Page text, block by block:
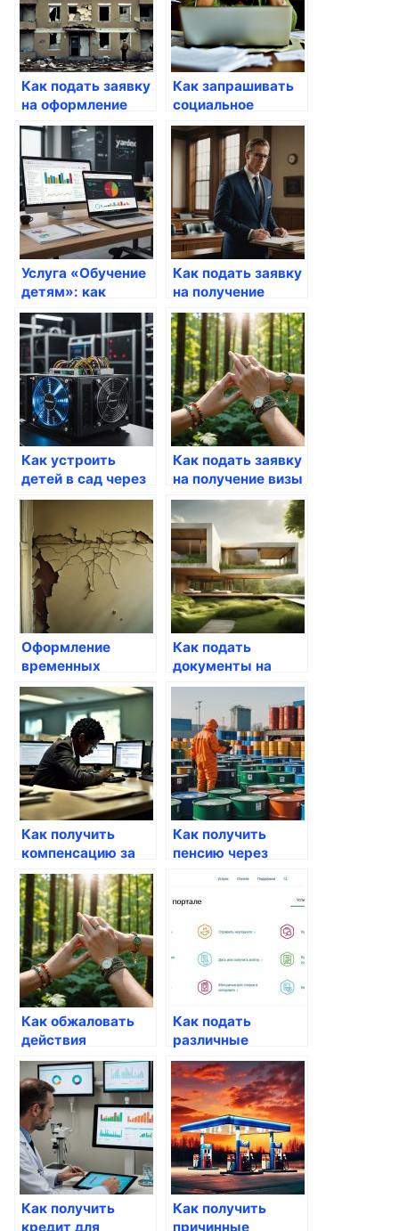
Как подать заявку
на оформление
гражданства
через Госуслуги
Как запрашивать
социальное
обеспечение через
Госуслуги
Услуга «Обучение
детям»: как
подать заявку
через портал
Как подать заявку
на получение
кредита через
Госуслуги
Как устроить
детей в сад через
портал Госуслуги
Как подать заявку
на получение визы
через Госуслуги
Оформление
временных
регистраций через
Госуслуги
Как подать
документы на
гражданство
через Госуслуги
Как получить
компенсацию за
детский сад через
Госуслуги
Как получить
пенсию через
Как обжаловать
действия
госорганов через
Госуслуги
Как подать
различные
судебные
документы через
Госуслуги
Как получить
кредит для
Как получить
причинные